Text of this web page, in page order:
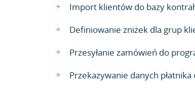
Import klientów do bazy
Definiowanie zniżek dla grup
Przesyłanie zamówień do
Przekazywanie danych